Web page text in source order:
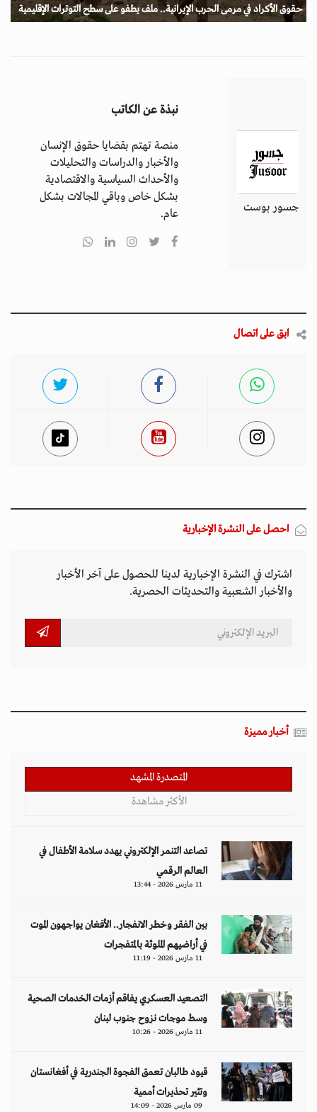
حقوق الأكراد في مرمى الحرب الإيرانية.. ملف يطفو على سطح التوترات الإقليمية
جسور بوست
نبذة عن الكاتب
منصة تهتم بقضايا حقوق الإنسان
والأخبار والدراسات والتحليلات
والأحداث السياسية والاقتصادية
بشكل خاص وباقي المجالات بشكل
عام.
ابق على اتصال
احصل على النشرة الإخبارية
اشترك في النشرة الإخبارية لدينا للحصول على آخر الأخبار
والأخبار الشعبية والتحديثات الحصرية.
أخبار مميزة
المتصدرة المشهد
الأكثر مشاهدة
تصاعد التنمر الإلكتروني يهدد سلامة الأطفال في
العالم الرقمي
11 مارس 2026 - 13:44
بين الفقر وخطر الانفجار.. الأفغان يواجهون الموت
في أراضيهم الملوثة بالمتفجرات
11 مارس 2026 - 11:19
التصعيد العسكري يفاقم أزمات الخدمات الصحية
وسط موجات نزوح جنوب لبنان
11 مارس 2026 - 10:26
قيود طالبان تعمق الفجوة الجندرية في أفغانستان
وتثير تحذيرات أممية
09 مارس 2026 - 14:09